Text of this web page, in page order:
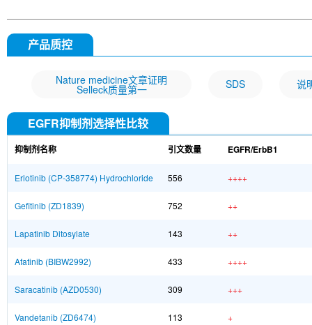
产品质控
Nature medicine文章证明
Selleck质量第一 SDS 说
EGFR抑制剂选择性比较
抑制剂名称 引文数量 EGFR/ErbB1
Erlotinib (CP-358774) Hydrochloride 556 ++++
Gefitinib (ZD1839) 752 ++
Lapatinib Ditosylate 143 ++
Afatinib (BIBW2992) 433 ++++
Saracatinib (AZD0530) 309 +++
Vandetanib (ZD6474) 113 +